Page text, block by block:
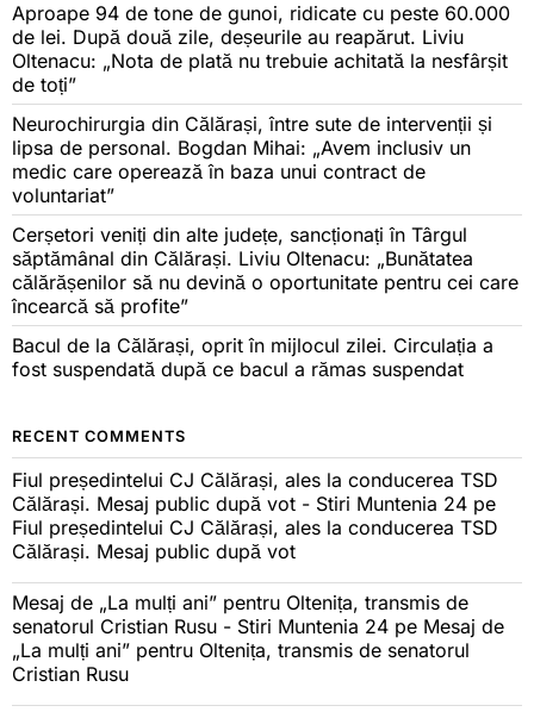
Aproape 94 de tone de gunoi, ridicate cu peste 60.000
de lei. După două zile, deșeurile au reapărut. Liviu
Oltenacu: „Nota de plată nu trebuie achitată la nesfârșit
de toți”
Neurochirurgia din Călărași, între sute de intervenții și
lipsa de personal. Bogdan Mihai: „Avem inclusiv un
medic care operează în baza unui contract de
voluntariat”
Cerșetori veniți din alte județe, sancționați în Târgul
săptămânal din Călărași. Liviu Oltenacu: „Bunătatea
călărășenilor să nu devină o oportunitate pentru cei care
încearcă să profite”
Bacul de la Călărași, oprit în mijlocul zilei. Circulația a
fost suspendată după ce bacul a rămas suspendat
RECENT COMMENTS
Fiul președintelui CJ Călărași, ales la conducerea TSD
Călărași. Mesaj public după vot - Stiri Muntenia 24 pe
Fiul președintelui CJ Călărași, ales la conducerea TSD
Călărași. Mesaj public după vot
Mesaj de „La mulți ani” pentru Oltenița, transmis de
senatorul Cristian Rusu - Stiri Muntenia 24 pe Mesaj de
„La mulți ani” pentru Oltenița, transmis de senatorul
Cristian Rusu